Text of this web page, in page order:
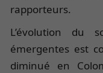
rapporteurs.
L’évolution du
émergentes est
diminué en